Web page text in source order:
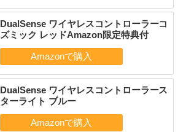
DualSense ワイヤレスコントローラーコ
ズミック レッドAmazon限定特典付
DualSense ワイヤレスコントローラース
ターライト ブルー